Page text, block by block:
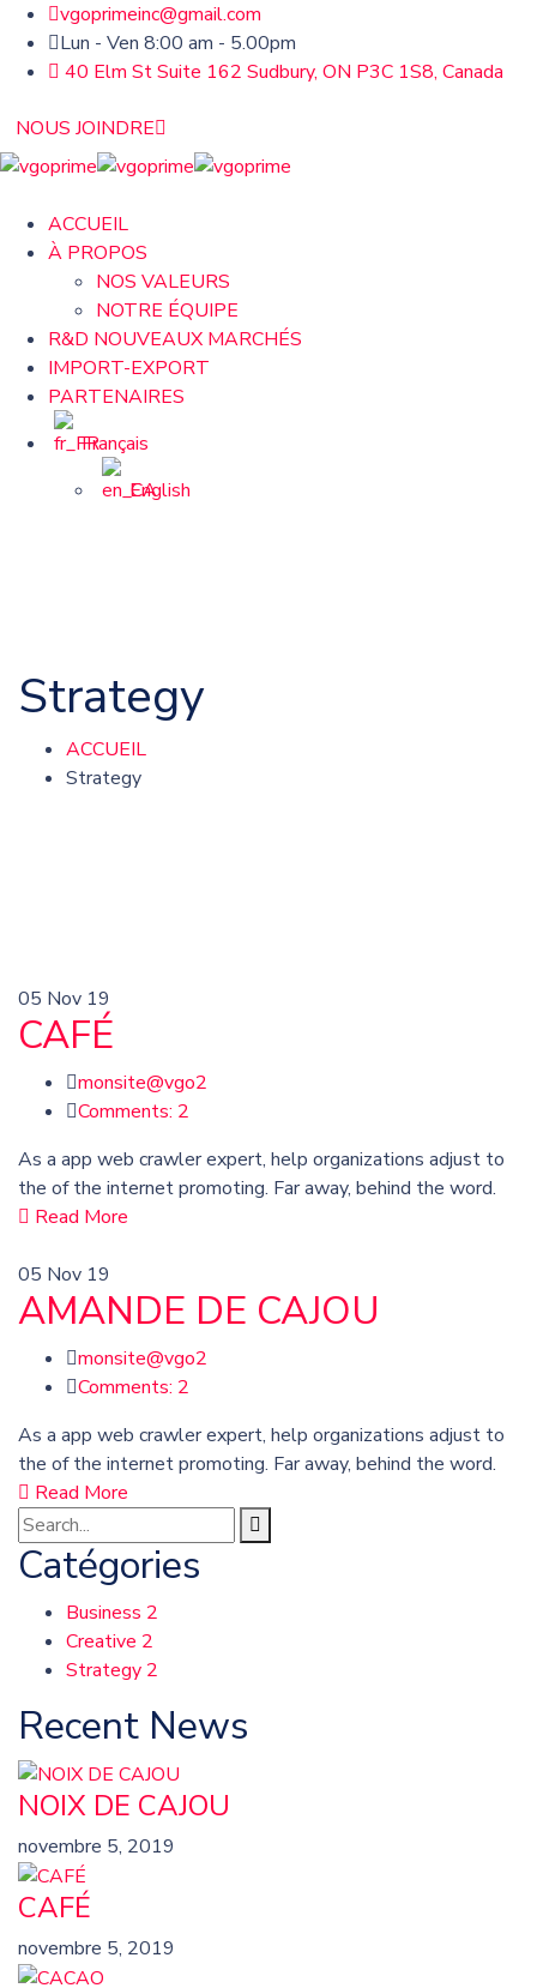
vgoprimeinc@gmail.com
Lun - Ven 8:00 am - 5.00pm
40 Elm St Suite 162 Sudbury, ON P3C 1S8, Canada
NOUS JOINDRE
ACCUEIL
À PROPOS
NOS VALEURS
NOTRE ÉQUIPE
R&D NOUVEAUX MARCHÉS
IMPORT-EXPORT
PARTENAIRES
Français
English
Strategy
ACCUEIL
Strategy
05 Nov 19
CAFÉ
monsite@vgo2
Comments: 2
As a app web crawler expert, help organizations adjust to
the of the internet promoting. Far away, behind the word.
Read More
05 Nov 19
AMANDE DE CAJOU
monsite@vgo2
Comments: 2
As a app web crawler expert, help organizations adjust to
the of the internet promoting. Far away, behind the word.
Read More
Catégories
Business 2
Creative 2
Strategy 2
Recent News
NOIX DE CAJOU
novembre 5, 2019
CAFÉ
novembre 5, 2019